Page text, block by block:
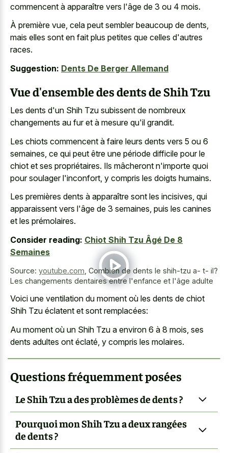
commencent à apparaître vers l'âge de 3 ou 4 mois.
À première vue, cela peut sembler beaucoup de dents,
mais elles sont en fait plus petites que celles d'autres
races.
Suggestion: Dents De Berger Allemand
Vue d'ensemble des dents de Shih Tzu
Les dents d'un Shih Tzu subissent de nombreux
changements au fur et à mesure qu'il grandit.
Les chiots commencent à faire leurs dents vers 5 ou 6
semaines, ce qui peut être une période difficile pour le
chiot et ses propriétaires. Ils mâcheront n'importe quoi
pour soulager l'inconfort, y compris les doigts humains.
Les premières dents à apparaître sont les incisives, qui
apparaissent vers l'âge de 3 semaines, puis les canines
et les prémolaires.
Consider reading: Chiot Shih Tzu Âgé De 8
Semaines
Source: youtube.com Combien de dents le shih-tzu a- t- il?
Les changements dentaires entre l'enfance et l'âge adulte
Voici une ventilation du moment où les dents de chiot
Shih Tzu éclatent et sont remplacées:
Au moment où un Shih Tzu a environ 6 à 8 mois, ses
dents adultes ont éclaté, y compris les molaires.
Questions fréquemment posées
Le Shih Tzu a des problèmes de dents ?
Pourquoi mon Shih Tzu a deux rangées
de dents ?